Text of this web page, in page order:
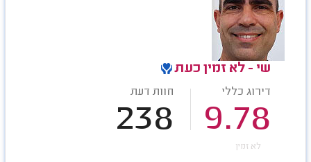
שי - לא זמין כעת
דירוג כללי
9.78
חוות דעת
238
לא זמין